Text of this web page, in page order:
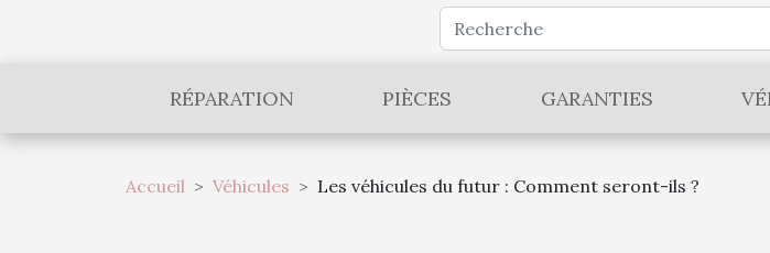
RÉPARATION PIÈCES GARANTIES
Accueil Véhicules Les véhicules du futur : Comment seront-ils ?